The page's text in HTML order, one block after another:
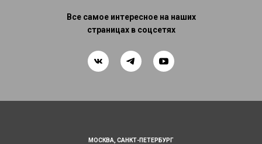
Все самое интересное на наших
страницах в соцсетях
МОСКВА, САНКТ-ПЕТЕРБУРГ